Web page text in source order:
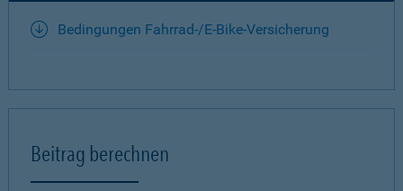
Bedingungen Fahrrad-/E-Bike-Versicherung
Beitrag berechnen